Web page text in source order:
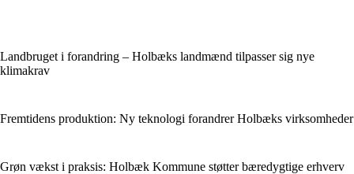
Landbruget i forandring – Holbæks landmænd tilpasser sig nye
klimakrav
Fremtidens produktion: Ny teknologi forandrer Holbæks virksomheder
Grøn vækst i praksis: Holbæk Kommune støtter bæredygtige erhverv